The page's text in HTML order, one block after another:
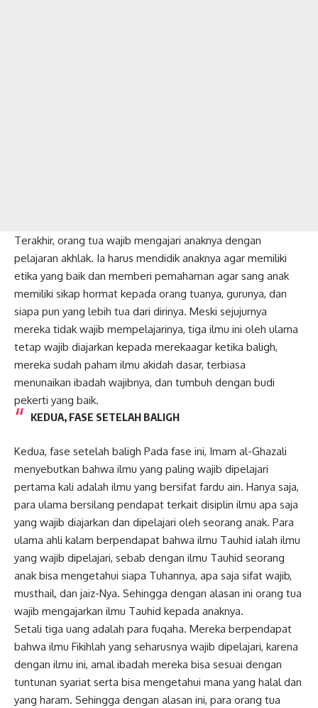
Terakhir, orang tua wajib mengajari anaknya dengan
pelajaran akhlak. Ia harus mendidik anaknya agar memiliki
etika yang baik dan memberi pemahaman agar sang anak
memiliki sikap hormat kepada orang tuanya, gurunya, dan
siapa pun yang lebih tua dari dirinya. Meski sejujurnya
mereka tidak wajib mempelajarinya, tiga ilmu ini oleh ulama
tetap wajib diajarkan kepada merekaagar ketika baligh,
mereka sudah paham ilmu akidah dasar, terbiasa
menunaikan ibadah wajibnya, dan tumbuh dengan budi
pekerti yang baik.
KEDUA, FASE SETELAH BALIGH
Kedua, fase setelah baligh Pada fase ini, Imam al-Ghazali
menyebutkan bahwa ilmu yang paling wajib dipelajari
pertama kali adalah ilmu yang bersifat fardu ain. Hanya saja,
para ulama bersilang pendapat terkait disiplin ilmu apa saja
yang wajib diajarkan dan dipelajari oleh seorang anak. Para
ulama ahli kalam berpendapat bahwa ilmu Tauhid ialah ilmu
yang wajib dipelajari, sebab dengan ilmu Tauhid seorang
anak bisa mengetahui siapa Tuhannya, apa saja sifat wajib,
musthail, dan jaiz-Nya. Sehingga dengan alasan ini orang tua
wajib mengajarkan ilmu Tauhid kepada anaknya.
Setali tiga uang adalah para fuqaha. Mereka berpendapat
bahwa ilmu Fikihlah yang seharusnya wajib dipelajari, karena
dengan ilmu ini, amal ibadah mereka bisa sesuai dengan
tuntunan syariat serta bisa mengetahui mana yang halal dan
yang haram. Sehingga dengan alasan ini, para orang tua